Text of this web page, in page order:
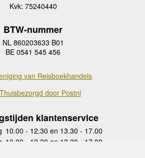
Kvk: 75240440
BTW-nummer
NL 860203633 B01
BE 0541 545 456
van Reisboekhandels
Thuisbezorgd door Postnl
klantenservice
10.00 - 12.30 en 13.30 - 17.00
10.00 - 12.30 en 13.30 - 17.00